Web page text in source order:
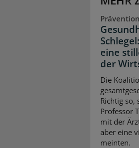
eine
der
Die
Richtig so,
Professor
mit der
aber eine
meinten.